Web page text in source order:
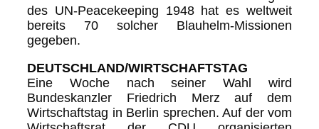
des UN-Peacekeeping 1948 hat es weltweit
bereits 70 solcher Blauhelm-Missionen
gegeben.
DEUTSCHLAND/WIRTSCHAFTSTAG
Eine Woche nach seiner Wahl wird
Bundeskanzler Friedrich Merz auf dem
Wirtschaftstag in Berlin sprechen. Auf der vom